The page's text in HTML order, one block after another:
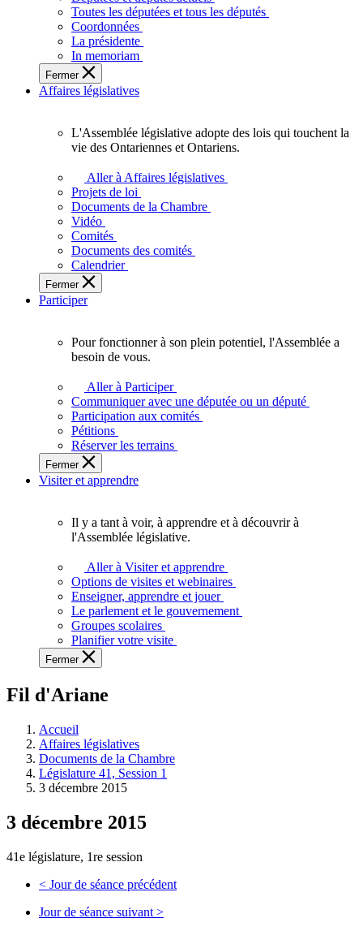
vous
représentent
sein
de
l'Assemblée
législative
l'Ontario.
Toutes les députées et tous les députés
Coordonnées
La présidente
In memoriam
Fermer
Affaires législatives
L'Assemblée
adopte
touchent
des
Ontariennes
et
L'Assemblée législative adopte des lois qui touchent la
vie des Ontariennes et Ontariens.
Aller à Affaires législatives
Projets de loi
Documents de la Chambre
Vidéo
Comités
Documents des comités
Calendrier
Fermer
Participer
plein
potentiel,
l'Assemblée
a
besoin
de
Pour fonctionner à son plein potentiel, l'Assemblée a
besoin de vous.
Aller à Participer
Communiquer avec une députée ou un député
Participation aux comités
Pétitions
Réserver les terrains
Fermer
Visiter et apprendre
voir,
apprendre
et
à
à
législative.
Il y a tant à voir, à apprendre et à découvrir à
l'Assemblée législative.
Aller à Visiter et apprendre
Options de visites et webinaires
Enseigner, apprendre et jouer
Le parlement et le gouvernement
Groupes scolaires
Planifier votre visite
Fermer
Fil d'Ariane
Accueil
Affaires législatives
Documents de la Chambre
Législature 41, Session 1
3 décembre 2015
3 décembre 2015
41e législature, 1re session
< Jour de séance précédent
Jour de séance suivant >